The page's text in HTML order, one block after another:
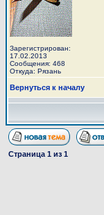
Зарегистрирован:
17.02.2013
Сообщения: 468
Откуда: Рязань
Вернуться к началу
Страница 1 из 1